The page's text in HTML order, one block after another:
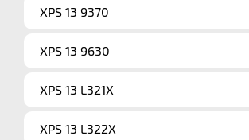
XPS 13 9370
XPS 13 9630
XPS 13 L321X
XPS 13 L322X